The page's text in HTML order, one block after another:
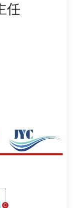
任